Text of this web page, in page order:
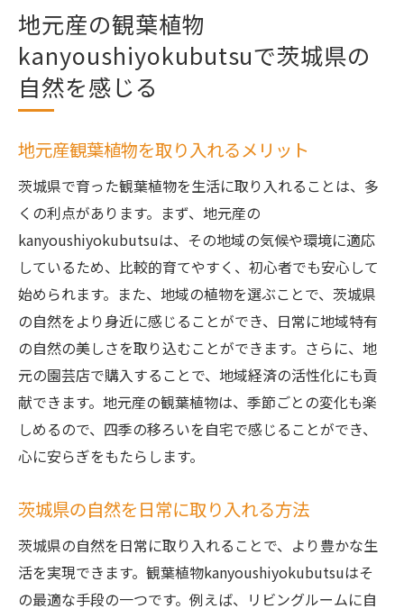
地元産の観葉植物
kanyoushiyokubutsuで茨城県の
自然を感じる
地元産観葉植物を取り入れるメリット
茨城県で育った観葉植物を生活に取り入れることは、多
くの利点があります。まず、地元産の
kanyoushiyokubutsuは、その地域の気候や環境に適応
しているため、比較的育てやすく、初心者でも安心して
始められます。また、地域の植物を選ぶことで、茨城県
の自然をより身近に感じることができ、日常に地域特有
の自然の美しさを取り込むことができます。さらに、地
元の園芸店で購入することで、地域経済の活性化にも貢
献できます。地元産の観葉植物は、季節ごとの変化も楽
しめるので、四季の移ろいを自宅で感じることができ、
心に安らぎをもたらします。
茨城県の自然を日常に取り入れる方法
茨城県の自然を日常に取り入れることで、より豊かな生
活を実現できます。観葉植物kanyoushiyokubutsuはそ
の最適な手段の一つです。例えば、リビングルームに自